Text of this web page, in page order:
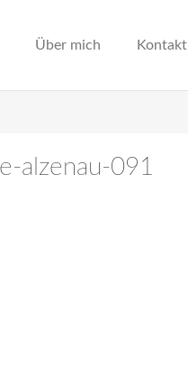
Über mich Kontakt
alzenau-091